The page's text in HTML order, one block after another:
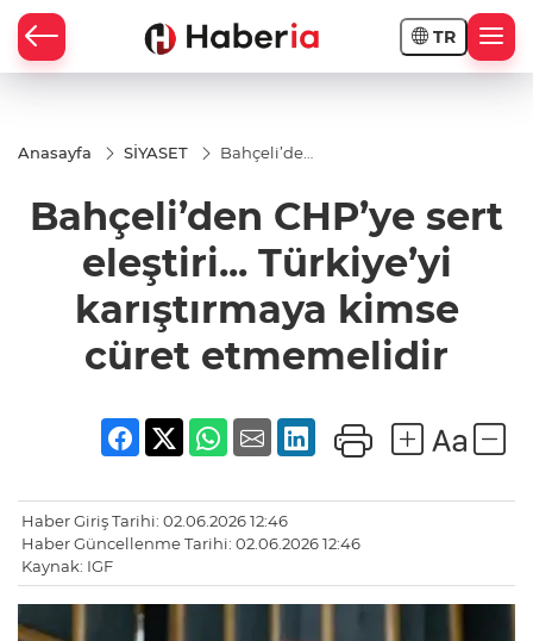
TR
Anasayfa SİYASET
Bahçeli’den
Türkiye’yi
karıştırmaya
kimse cüret
etmemelidir
Bahçeli’den CHP’ye sert
eleştiri... Türkiye’yi
karıştırmaya kimse
cüret etmemelidir
Haber Giriş Tarihi: 02.06.2026 12:46
Haber Güncellenme Tarihi: 02.06.2026 12:46
Kaynak: IGF